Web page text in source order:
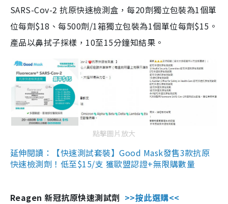
SARS-Cov-2 抗原快速檢測盒，每20劑獨立包裝為1個單
位每劑$18、每500劑/1箱獨立包裝為1個單位每劑$15。
產品以鼻拭子採樣，10至15分鐘知結果。
點擊圖片放大
延伸閱讀：【快速測試套裝】Good Mask發售3款抗原
快速檢測劑！低至$15/支 獲歐盟認證+無限購數量
Reagen 新冠抗原快速測試劑 >>按此選購<<